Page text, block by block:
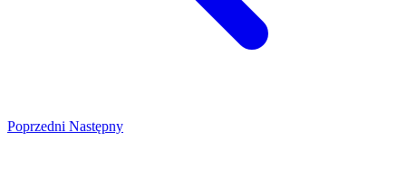
Poprzedni Następny